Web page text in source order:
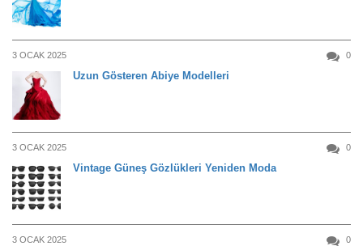
3 OCAK 2025 0
Uzun Gösteren Abiye Modelleri
3 OCAK 2025 0
Vintage Güneş Gözlükleri Yeniden Moda
3 OCAK 2025 0